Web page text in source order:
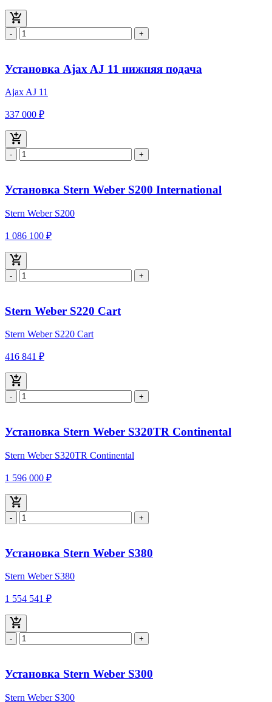
- +
Установка Ajax AJ 11 нижняя подача
Ajax AJ 11
337 000 ₽
- +
Установка Stern Weber S200 International
Stern Weber S200
1 086 100 ₽
- +
Stern Weber S220 Cart
Stern Weber S220 Cart
416 841 ₽
- +
Установка Stern Weber S320TR Continental
Stern Weber S320TR Continental
1 596 000 ₽
- +
Установка Stern Weber S380
Stern Weber S380
1 554 541 ₽
- +
Установка Stern Weber S300
Stern Weber S300